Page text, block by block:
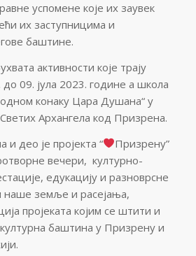
успомене које их заувек
их заступницима и
баштине.
активности које трају
09. јула 2023. године а школа
конаку Цара Душана“ у
Архангела код Призрена.
и део је пројекта “
Призрену”
вечери, културно-
едукацију и разноврсне
наше земље и расејања,
пројеката којим се штити и
културна баштина у Призрену и